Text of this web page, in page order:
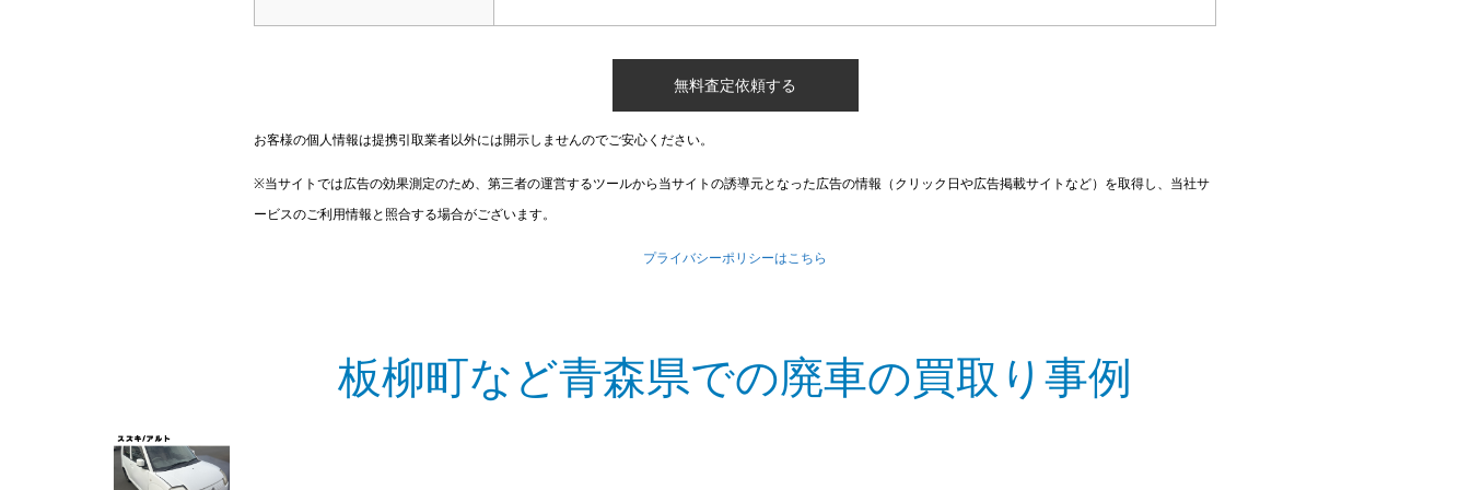
お客様の個人情報は提携引取業者以外には開示しませんのでご安心ください。
※当サイトでは広告の効果測定のため、第三者の運営するツールから当サイトの誘導元となった広告の情報（クリック日や広告掲載サイトなど）を取得し、当社サ
ービスのご利用情報と照合する場合がございます。
プライバシーポリシーはこちら
板柳町など青森県での廃車の買取り事例